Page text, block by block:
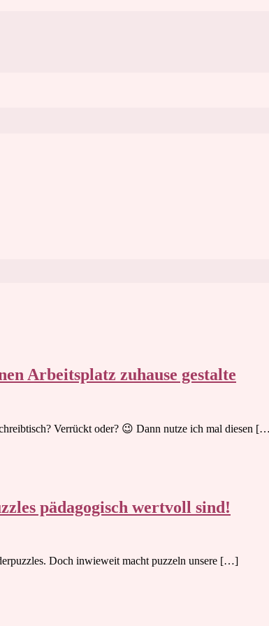
Arbeitsplatz zuhause gestalte
Verrückt oder? 😉 Dann nutze ich mal diesen
pädagogisch wertvoll sind!
Doch inwieweit macht puzzeln unsere […]